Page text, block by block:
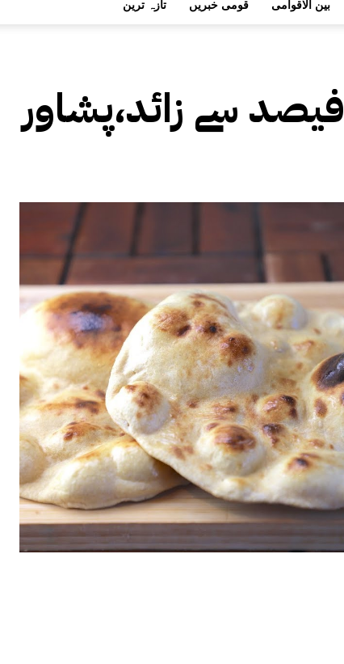
تازہ ترین قومی خبریں بین الاقوامی
مہنگائی 30 فیصد سے زائد،پشاور